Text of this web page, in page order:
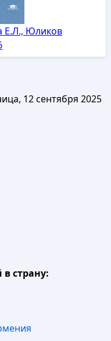
Е.Л., Юликов
12 сентября 2025
в страну: